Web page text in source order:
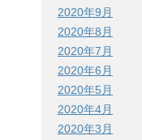
2020年9月
2020年8月
2020年7月
2020年6月
2020年5月
2020年4月
2020年3月